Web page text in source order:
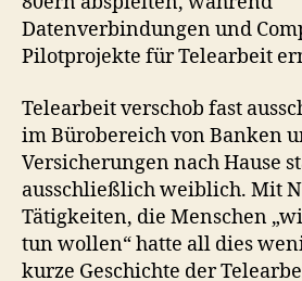
Datenverbindungen und
Pilotprojekte für Telearbeit
Telearbeit verschob fast
im Bürobereich von Banken
Versicherungen nach Hause
ausschließlich weiblich. Mit
Tätigkeiten, die Menschen
tun wollen“ hatte all dies
kurze Geschichte der